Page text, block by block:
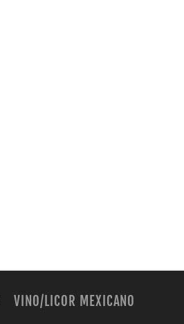
VINO/LICOR MEXICANO